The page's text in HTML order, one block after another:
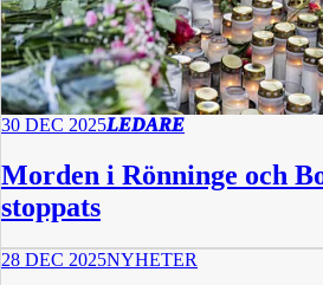
30 DEC 2025LEDARE
Morden i Rönninge och
stoppats
28 DEC 2025NYHETER